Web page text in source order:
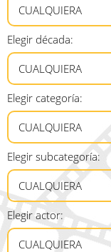
Elegir década:
Elegir categoría:
Elegir subcategoría:
Elegir actor: